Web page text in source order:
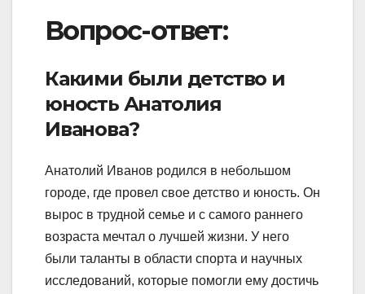
Вопрос-ответ:
Какими были детство и
юность Анатолия
Иванова?
Анатолий Иванов родился в небольшом
городе, где провел свое детство и юность. Он
вырос в трудной семье и с самого раннего
возраста мечтал о лучшей жизни. У него
были таланты в области спорта и научных
исследований, которые помогли ему достичь